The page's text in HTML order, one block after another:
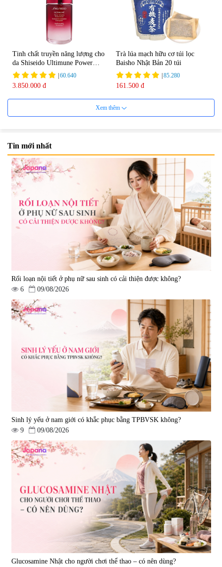
Tinh chất truyền năng lượng cho
da Shiseido Ultimune Power
75ml
|60.640
3.850.000 đ
Trà lúa mạch hữu cơ túi lọc
Baisho Nhật Bản 20 túi
|85.280
161.500 đ
Viên uống bổ não Ribeto Shoji
Ichoha Ekisu Plus - 90 viên
57.920
1.450.000 đ
Viên nang uống cải thiện thị lực,
trí nhớ DHA + EPA + Flaxseed
Oil 30 viên/gói - Date 02/2027
|52.346
225.000 đ
Tẩy tế bào chết Nichiei Bussan
Nano NMN+ Peeling Gel
1.490.000 đ
Viên uống hỗ trợ bền thành
mạch, ngừa tai biến Elastin Plus
& Nattokinase Hokoen 80 viên
|0
980.000 đ
Viên uống bổ gan Ribeto Shoji
Hepaclean 60 viên
690.000 đ
Viên uống hỗ trợ cải thiện thoát
vị đĩa đệm Kyoto Has 30 viên
|14.560
1.600.000 đ
Xem thêm
Tin mới nhất
Rối loạn nội tiết ở phụ nữ sau sinh có cải thiện được không?
6
09/08/2026
Sinh lý yếu ở nam giới có khắc phục bằng TPBVSK không?
9
09/08/2026
Glucosamine Nhật cho người chơi thể thao – có nên dùng?